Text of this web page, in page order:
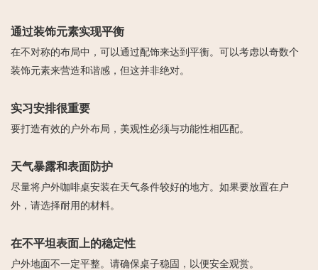
通过装饰元素实现平衡
在不对称的布局中，可以通过配饰来达到平衡。可以考虑以奇数个
装饰元素来营造和谐感，但这并非绝对。
实习安排很重要
要打造有效的户外布局，美观性必须与功能性相匹配。
天气暴露和表面防护
尽量将户外咖啡桌安装在天气条件较好的地方。如果要放置在户
外，请选择耐用的材料。
在不平坦表面上的稳定性
户外地面不一定平整。请确保桌子稳固，以便安全观赏。